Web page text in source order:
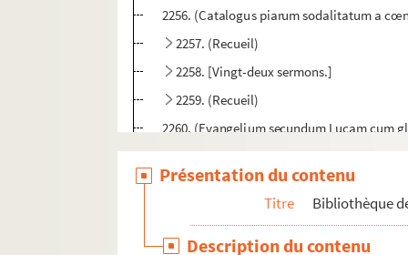
2256. (Catalogus piarum sodalitatum a
2257. (Recueil)
2258. [Vingt-deux sermons.]
2259. (Recueil)
2260. (Evangelium secundum Lucam cum
2261. Epistole viri clarissimi atque
2262. (Pontificale Romanum)
2263. Architrenii poemata
2264. Petri Lombardi Sententiarum libri IV
Présentation du contenu
Titre Bibliothèque
Description du contenu